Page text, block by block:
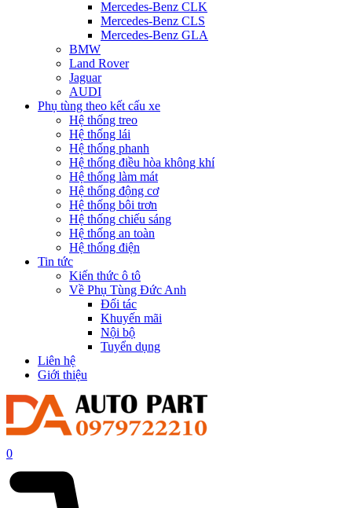
Mercedes-Benz CLK
Mercedes-Benz CLS
Mercedes-Benz GLA
BMW
Land Rover
Jaguar
AUDI
Phụ tùng theo kết cấu xe
Hệ thống treo
Hệ thống lái
Hệ thống phanh
Hệ thống điều hòa không khí
Hệ thống làm mát
Hệ thống động cơ
Hệ thống bôi trơn
Hệ thống chiếu sáng
Hệ thống an toàn
Hệ thống điện
Tin tức
Kiến thức ô tô
Về Phụ Tùng Đức Anh
Đối tác
Khuyến mãi
Nội bộ
Tuyển dụng
Liên hệ
Giới thiệu
0